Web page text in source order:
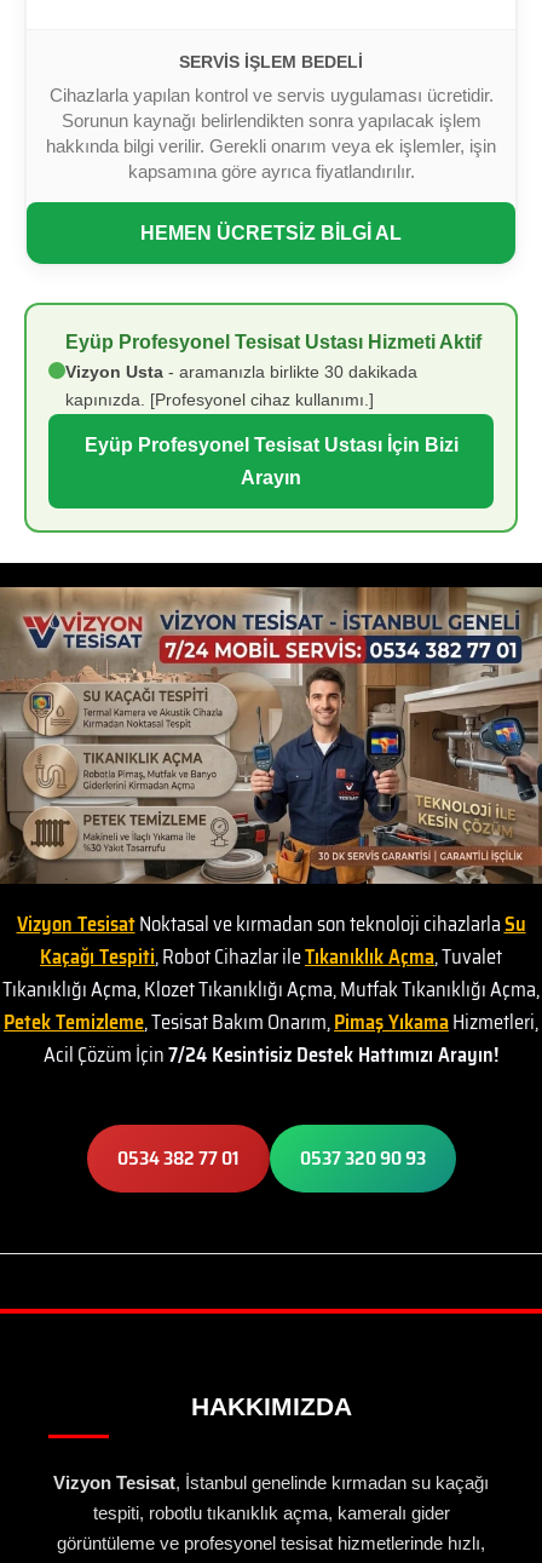
SERVIS İŞLEM BEDELI
Cihazlarla yapılan kontrol ve servis uygulaması ücretidir.
Sorunun kaynağı belirlendikten sonra yapılacak işlem
hakkında bilgi verilir. Gerekli onarım veya ek işlemler, işin
kapsamına göre ayrıca fiyatlandırılır.
HEMEN ÜCRETSİZ BİLGİ AL
Eyüp Profesyonel Tesisat Ustası Hizmeti Aktif
Vizyon Usta - aramanızla birlikte 30 dakikada
kapınızda. [Profesyonel cihaz kullanımı.]
Eyüp Profesyonel Tesisat Ustası İçin Bizi
Arayın
Vizyon TesisatNoktasal ve kırmadan son teknoloji cihazlarlaSu
Kaçağı Tespiti, Robot Cihazlar ileTıkanıklık Açma, Tuvalet
Tıkanıklığı Açma, Klozet Tıkanıklığı Açma, Mutfak Tıkanıklığı Açma,
Petek Temizleme, Tesisat Bakım Onarım,Pimaş YıkamaHizmetleri,
Acil Çözüm İçin7/24 Kesintisiz Destek Hattımızı Arayın!
0534 382 77 01 0537 320 90 93
HAKKIMIZDA
Vizyon Tesisat, İstanbul genelinde kırmadan su kaçağı
tespiti, robotlu tıkanıklık açma, kameralı gider
görüntüleme ve profesyonel tesisat hizmetlerinde hızlı,